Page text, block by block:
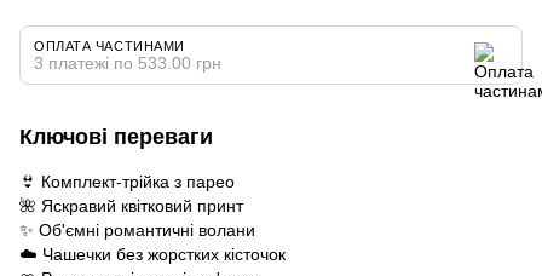
ОПЛАТА ЧАСТИНАМИ
3 платежі по 533.00 грн
Ключові переваги
👙 Комплект-трійка з парео
🌺 Яскравий квітковий принт
✨ Об'ємні романтичні волани
☁️ Чашечки без жорстких кісточок